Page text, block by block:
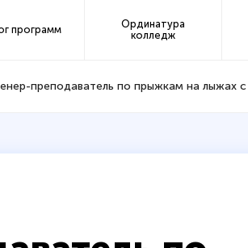
программ
Ординатура
колледж
преподаватель по прыжкам на лыжах